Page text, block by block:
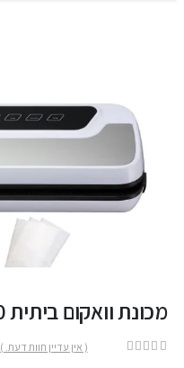
מכונת וואקום ביתית FRESCO TS-900
( אין עדיין חוות דעת. )